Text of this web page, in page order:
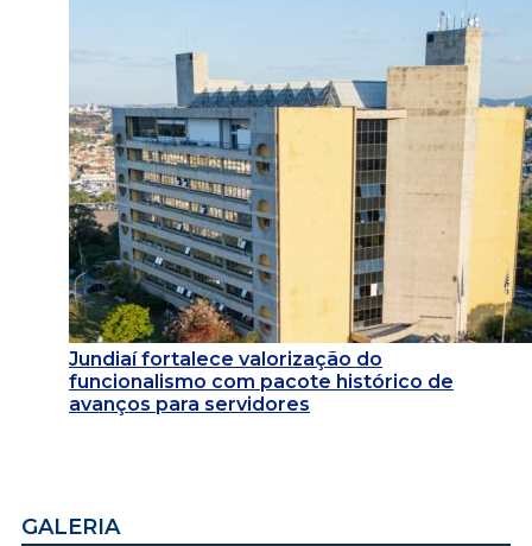
Jundiaí fortalece valorização do
funcionalismo com pacote histórico de
avanços para servidores
GALERIA